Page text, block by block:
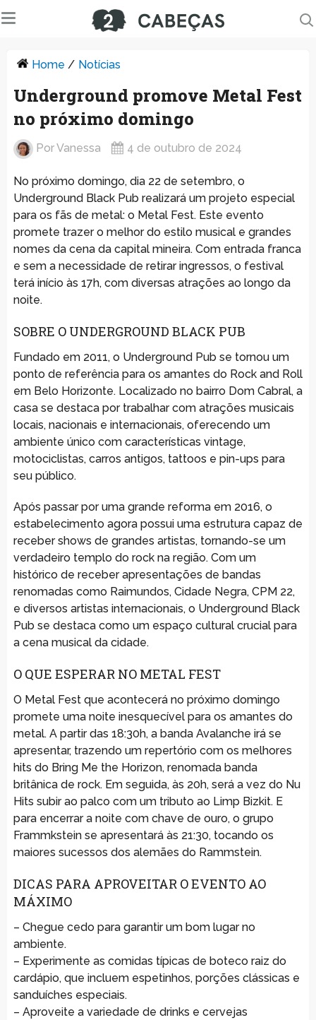
Home / Notícias
Underground promove Metal Fest
no próximo domingo
PorVanessa 4 de outubro de 2024
No próximo domingo, dia 22 de setembro, o
Underground Black Pub realizará um projeto especial
para os fãs de metal: o Metal Fest. Este evento
promete trazer o melhor do estilo musical e grandes
nomes da cena da capital mineira. Com entrada franca
e sem a necessidade de retirar ingressos, o festival
terá início às 17h, com diversas atrações ao longo da
noite.
SOBRE O UNDERGROUND BLACK PUB
Fundado em 2011, o Underground Pub se tornou um
ponto de referência para os amantes do Rock and Roll
em Belo Horizonte. Localizado no bairro Dom Cabral, a
casa se destaca por trabalhar com atrações musicais
locais, nacionais e internacionais, oferecendo um
ambiente único com características vintage,
motociclistas, carros antigos, tattoos e pin-ups para
seu público.
Após passar por uma grande reforma em 2016, o
estabelecimento agora possui uma estrutura capaz de
receber shows de grandes artistas, tornando-se um
verdadeiro templo do rock na região. Com um
histórico de receber apresentações de bandas
renomadas como Raimundos, Cidade Negra, CPM 22,
e diversos artistas internacionais, o Underground Black
Pub se destaca como um espaço cultural crucial para
a cena musical da cidade.
O QUE ESPERAR NO METAL FEST
O Metal Fest que acontecerá no próximo domingo
promete uma noite inesquecível para os amantes do
metal. A partir das 18:30h, a banda Avalanche irá se
apresentar, trazendo um repertório com os melhores
hits do Bring Me the Horizon, renomada banda
britânica de rock. Em seguida, às 20h, será a vez do Nu
Hits subir ao palco com um tributo ao Limp Bizkit. E
para encerrar a noite com chave de ouro, o grupo
Frammkstein se apresentará às 21:30, tocando os
maiores sucessos dos alemães do Rammstein.
DICAS PARA APROVEITAR O EVENTO AO
MÁXIMO
– Chegue cedo para garantir um bom lugar no
ambiente.
– Experimente as comidas típicas de boteco raiz do
cardápio, que incluem espetinhos, porções clássicas e
sanduíches especiais.
– Aproveite a variedade de drinks e cervejas